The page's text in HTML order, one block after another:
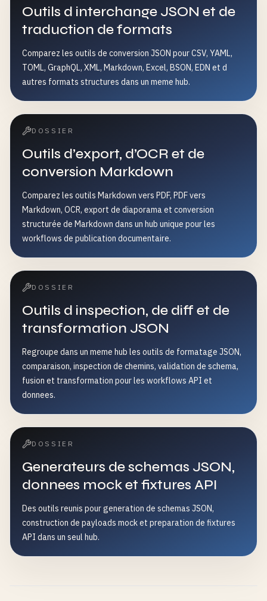
Outils d interchange JSON et de
traduction de formats
Comparez les outils de conversion JSON pour CSV, YAML,
TOML, GraphQL, XML, Markdown, Excel, BSON, EDN et d
autres formats structures dans un meme hub.
DOSSIER
Outils d’export, d’OCR et de
conversion Markdown
Comparez les outils Markdown vers PDF, PDF vers
Markdown, OCR, export de diaporama et conversion
structurée de Markdown dans un hub unique pour les
workflows de publication documentaire.
DOSSIER
Outils d inspection, de diff et de
transformation JSON
Regroupe dans un meme hub les outils de formatage JSON,
comparaison, inspection de chemins, validation de schema,
fusion et transformation pour les workflows API et
donnees.
DOSSIER
Generateurs de schemas JSON,
donnees mock et fixtures API
Des outils reunis pour generation de schemas JSON,
construction de payloads mock et preparation de fixtures
API dans un seul hub.